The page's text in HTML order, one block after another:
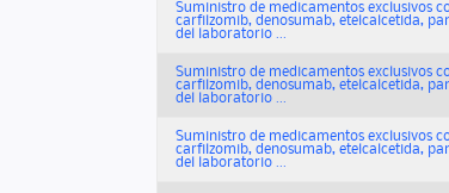
Suministro de medicamentos exclusivos
carfilzomib, denosumab, etelcalcetida,
del laboratorio ...
Suministro de medicamentos exclusivos
carfilzomib, denosumab, etelcalcetida,
del laboratorio ...
Suministro de medicamentos exclusivos
carfilzomib, denosumab, etelcalcetida,
del laboratorio ...